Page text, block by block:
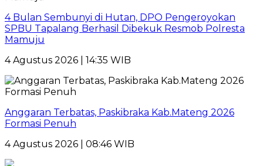
4 Bulan Sembunyi di Hutan, DPO Pengeroyokan
SPBU Tapalang Berhasil Dibekuk Resmob Polresta
Mamuju
4 Agustus 2026 | 14:35 WIB
Anggaran Terbatas, Paskibraka Kab.Mateng 2026
Formasi Penuh
4 Agustus 2026 | 08:46 WIB